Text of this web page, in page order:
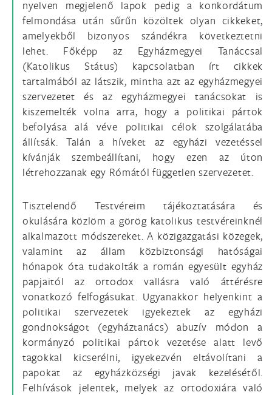
nyelven megjelenő lapok pedig a konkordátum
felmondása után sűrűn közöltek olyan cikkeket,
amelyekből bizonyos szándékra következtetni
lehet. Főképp az Egyházmegyei Tanáccsal
(Katolikus Státus) kapcsolatban írt cikkek
tartalmából az látszik, mintha azt az egyházmegyei
szervezetet és az egyházmegyei tanácsokat is
kiszemelték volna arra, hogy a politikai pártok
befolyása alá véve politikai célok szolgálatába
állítsák. Talán a híveket az egyházi vezetéssel
kívánják szembeállítani, hogy ezen az úton
létrehozzanak egy Rómától független szervezetet.
Tisztelendő Testvéreim tájékoztatására és
okulására közlöm a görög katolikus testvéreinknél
alkalmazott módszereket. A közigazgatási közegek,
valamint az állam közbiztonsági hatóságai
hónapok óta tudakolták a román egyesült egyház
papjaitól az ortodox vallásra való áttérésre
vonatkozó felfogásukat. Ugyanakkor helyenkint a
politikai szervezetek igyekeztek az egyházi
gondnokságot (egyháztanács) abuzív módon a
kormányzó politikai pártok vezetése alatt levő
tagokkal kicserélni, igyekezvén eltávolítani a
papokat az egyházközségi javak kezelésétől.
Felhívások jelentek, melyek az ortodoxiára való